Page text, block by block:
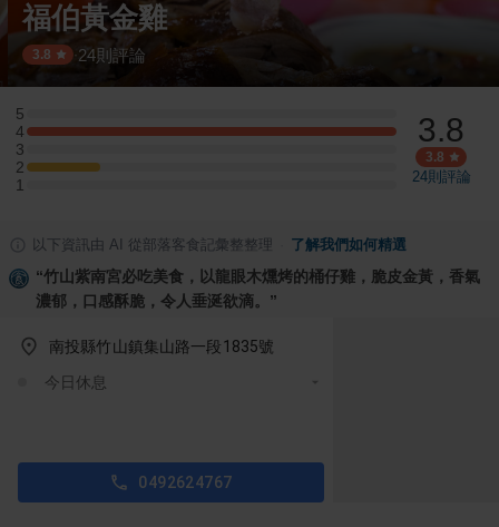
福伯黃金雞
3.8 ·24則評論
5
5 星：0 則評論
4
4 星：5 則評論
3
3 星：0 則評論
2
2 星：1 則評論
1
1 星：0 則評論
3.8
3.8
24則評論
以下資訊由 AI 從部落客食記彙整整理 了解我們如何精選
“竹山紫南宮必吃美食，以龍眼木燻烤的桶仔雞，脆皮金黃，香氣
濃郁，口感酥脆，令人垂涎欲滴。 ”
南投縣竹山鎮集山路一段1835號
今日休息
0492624767